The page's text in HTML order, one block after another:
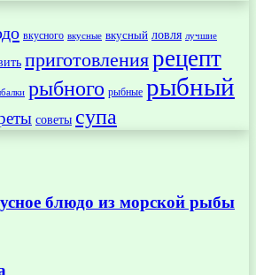
вкусного вкусные вкусный ловля лучшие
приготовлениярецепт
рыбного рыбные рыбный
советы супа
блюдо из морской рыбы